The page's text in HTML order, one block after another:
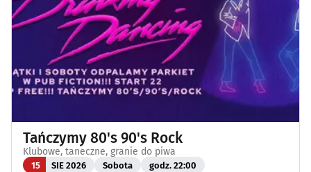
Tańczymy 80's 90's Rock
Klubowe, taneczne, granie do piwa
15 SIE 2026 Sobota godz. 22:00